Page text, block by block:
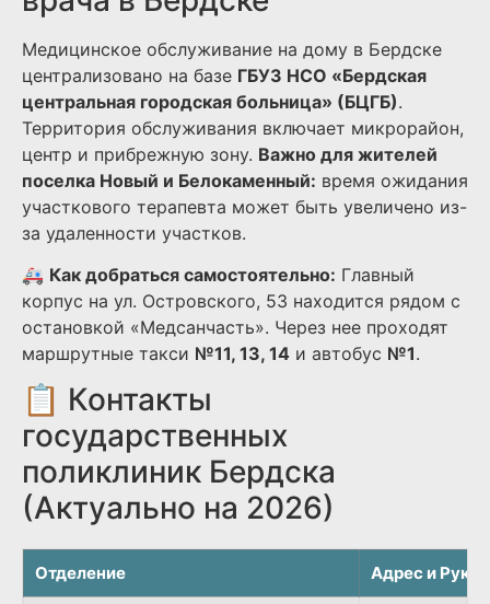
Медицинское обслуживание на дому в Бердске
централизовано на базе ГБУЗ НСО «Бердская
центральная городская больница» (БЦГБ).
Территория обслуживания включает микрорайон,
центр и прибрежную зону. Важно для жителей
поселка Новый и Белокаменный: время ожидания
участкового терапевта может быть увеличено из-
за удаленности участков.
🚑 Как добраться самостоятельно: Главный
корпус на ул. Островского, 53 находится рядом с
остановкой «Медсанчасть». Через нее проходят
маршрутные такси №11, 13, 14 и автобус №1.
📋 Контакты
государственных
поликлиник Бердска
(Актуально на 2026)
Отделение Адрес и